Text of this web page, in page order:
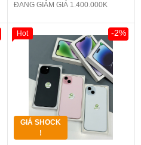
ĐANG GIẢM GIÁ 1.400.000K
GIÁ SHOCK
!
-2%
Hot